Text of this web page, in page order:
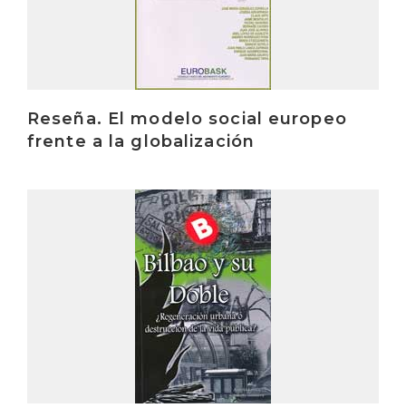
Reseña. El modelo social europeo
frente a la globalización